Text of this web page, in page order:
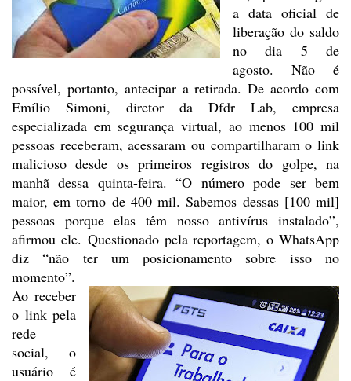
a data oficial de
liberação do saldo
no dia 5 de
agosto. Não é
possível, portanto, antecipar a retirada. De acordo com
Emílio Simoni, diretor da Dfdr Lab, empresa
especializada em segurança virtual, ao menos 100 mil
pessoas receberam, acessaram ou compartilharam o link
malicioso desde os primeiros registros do golpe, na
manhã dessa quinta-feira. “O número pode ser bem
maior, em torno de 400 mil. Sabemos dessas [100mil]
pessoas porque elas têm nosso antivírus instalado”,
afirmou ele. Questionado pela reportagem, o WhatsApp
diz “não ter um posicionamento sobre isso no
momento”.
Ao receber
o link pela
rede
social, o
usuário é